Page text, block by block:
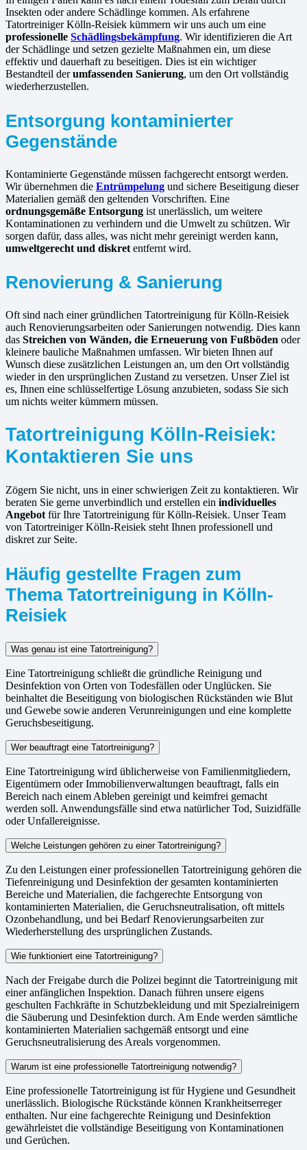
Insekten oder andere Schädlinge kommen. Als erfahrene
Tatortreiniger Kölln-Reisiek kümmern wir uns auch um eine
professionelle Schädlingsbekämpfung. Wir identifizieren die Art
der Schädlinge und setzen gezielte Maßnahmen ein, um diese
effektiv und dauerhaft zu beseitigen. Dies ist ein wichtiger
Bestandteil derumfassenden Sanierung, um den Ort vollständig
wiederherzustellen.
Entsorgung kontaminierter
Gegenstände
Kontaminierte Gegenstände müssen fachgerecht entsorgt werden.
Wir übernehmen die Entrümpelung und sichere Beseitigung dieser
Materialien gemäß den geltenden Vorschriften. Eine
ordnungsgemäße Entsorgung ist unerlässlich, um weitere
Kontaminationen zu verhindern und die Umwelt zu schützen. Wir
sorgen dafür, dass alles, was nicht mehr gereinigt werden kann,
umweltgerecht und diskret entfernt wird.
Renovierung & Sanierung
Oft sind nach einer gründlichen Tatortreinigung für Kölln-Reisiek
auch Renovierungsarbeiten oder Sanierungen notwendig. Dies kann
das Streichen von Wänden, die Erneuerung von Fußböden oder
kleinere bauliche Maßnahmen umfassen. Wir bieten Ihnen auf
Wunsch diese zusätzlichen Leistungen an, um den Ort vollständig
wieder in den ursprünglichen Zustand zu versetzen. Unser Ziel ist
es, Ihnen eine schlüsselfertige Lösung anzubieten, sodass Sie sich
um nichts weiter kümmern müssen.
Tatortreinigung Kölln-Reisiek:
Kontaktieren Sie uns
Zögern Sie nicht, uns in einer schwierigen Zeit zu kontaktieren. Wir
beraten Sie gerne unverbindlich und erstellen ein individuelles
Angebot für Ihre Tatortreinigung für Kölln-Reisiek. Unser Team
von Tatortreiniger Kölln-Reisiek steht Ihnen professionell und
diskret zur Seite.
Häufig gestellte Fragen zum
Thema Tatortreinigung in Kölln-
Reisiek
Was genau ist eine Tatortreinigung?
Eine Tatortreinigung schließt die gründliche Reinigung und
Desinfektion von Orten von Todesfällen oder Unglücken. Sie
beinhaltet die Beseitigung von biologischen Rückständen wie Blut
und Gewebe sowie anderen Verunreinigungen und eine komplette
Geruchsbeseitigung.
Wer beauftragt eine Tatortreinigung?
Eine Tatortreinigung wird üblicherweise von Familienmitgliedern,
Eigentümern oder Immobilienverwaltungen beauftragt, falls ein
Bereich nach einem Ableben gereinigt und keimfrei gemacht
werden soll. Anwendungsfälle sind etwa natürlicher Tod, Suizidfälle
oder Unfallereignisse.
Welche Leistungen gehören zu einer Tatortreinigung?
Zu den Leistungen einer professionellen Tatortreinigung gehören die
Tiefenreinigung und Desinfektion der gesamten kontaminierten
Bereiche und Materialien, die fachgerechte Entsorgung von
kontaminierten Materialien, die Geruchsneutralisation, oft mittels
Ozonbehandlung, und bei Bedarf Renovierungsarbeiten zur
Wiederherstellung des ursprünglichen Zustands.
Wie funktioniert eine Tatortreinigung?
Nach der Freigabe durch die Polizei beginnt die Tatortreinigung mit
einer anfänglichen Inspektion. Danach führen unsere eigens
geschulten Fachkräfte in Schutzbekleidung und mit Spezialreinigern
die Säuberung und Desinfektion durch. Am Ende werden sämtliche
kontaminierten Materialien sachgemäß entsorgt und eine
Geruchsneutralisierung des Areals vorgenommen.
Warum ist eine professionelle Tatortreinigung notwendig?
Eine professionelle Tatortreinigung ist für Hygiene und Gesundheit
unerlässlich. Biologische Rückstände können Krankheitserreger
enthalten. Nur eine fachgerechte Reinigung und Desinfektion
gewährleistet die vollständige Beseitigung von Kontaminationen
und Gerüchen.